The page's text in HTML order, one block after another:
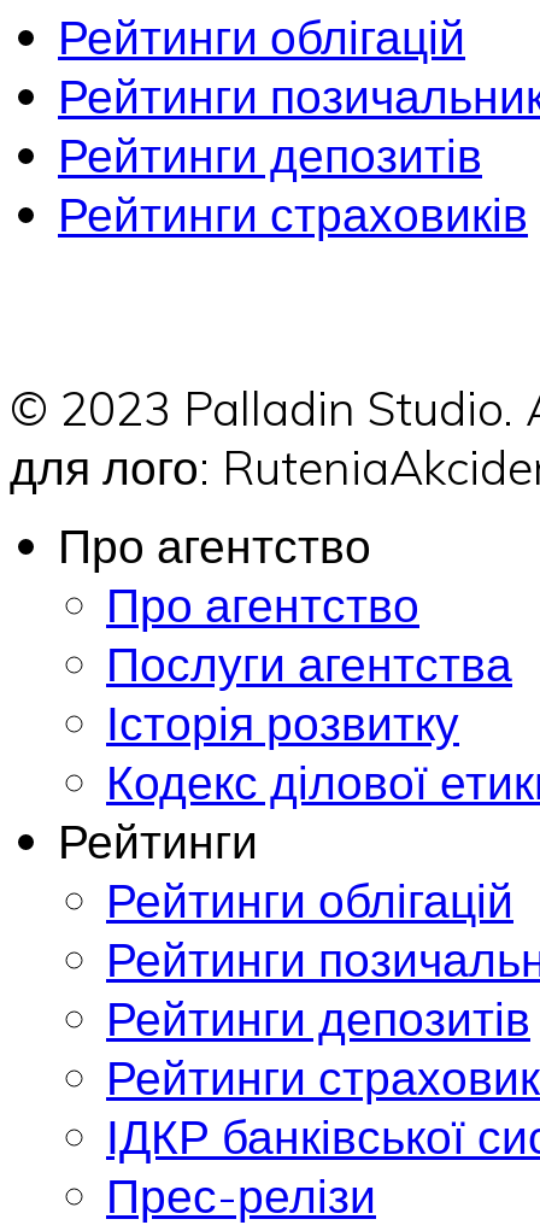
Рейтинги облігацій
Рейтинги
Рейтинги депозитів
Рейтинги страховиків
© 2023 Palladin
для лого:
Про агентство
Про агентство
Послуги агентства
Історія розвитку
Кодекс ділової
Рейтинги
Рейтинги облігацій
Рейтинги
Рейтинги депозитів
Рейтинги
ІДКР банківської
Прес-релізи